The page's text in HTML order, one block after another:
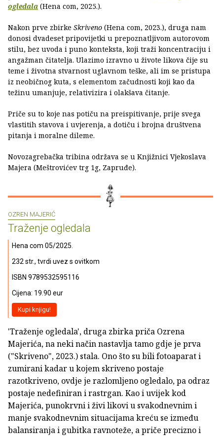
ogledala (Hena com, 2025.).
Nakon prve zbirke Skriveno (Hena com, 2023.), druga nam
donosi dvadeset pripovijetki u prepoznatljivom autorovom
stilu, bez uvoda i puno konteksta, koji traži koncentraciju i
angažman čitatelja. Ulazimo izravno u živote likova čije su
teme i životna stvarnost uglavnom teške, ali im se pristupa
iz neobičnog kuta, s elementom začudnosti koji kao da
težinu umanjuje, relativizira i olakšava čitanje.
Priče su to koje nas potiču na preispitivanje, prije svega
vlastitih stavova i uvjerenja, a dotiču i brojna društvena
pitanja i moralne dileme.
Novozagrebačka tribina održava se u Knjižnici Vjekoslava
Majera (Meštrovićev trg 1g, Zapruđe).
OZREN MAJERIĆ
Traženje ogledala
Hena com 05/2025.
232 str., tvrdi uvez s ovitkom
ISBN 9789532595116
Cijena: 19.90 eur
Kupi knjigu!
'Traženje ogledala', druga zbirka priča Ozrena
Majerića, na neki način nastavlja tamo gdje je prva
("Skriveno", 2023.) stala. Ono što su bili fotoaparat i
zumirani kadar u kojem skriveno postaje
razotkriveno, ovdje je razlomljeno ogledalo, pa odraz
postaje nedefiniran i rastrgan. Kao i uvijek kod
Majerića, punokrvni i živi likovi u svakodnevnim i
manje svakodnevnim situacijama kreću se između
balansiranja i gubitka ravnoteže, a priče precizno i